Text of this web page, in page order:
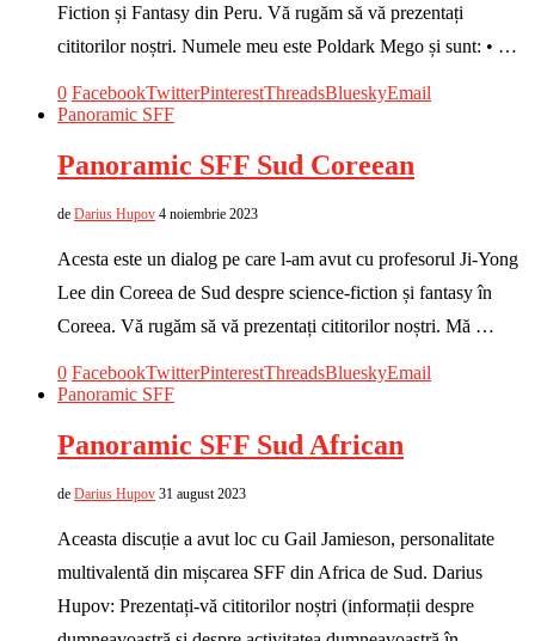
Fiction și Fantasy din Peru. Vă rugăm să vă prezentați
cititorilor noștri. Numele meu este Poldark Mego și sunt: • …
0 FacebookTwitterPinterestThreadsBlueskyEmail
Panoramic SFF
Panoramic SFF Sud Coreean
de Darius Hupov 4 noiembrie 2023
Acesta este un dialog pe care l-am avut cu profesorul Ji-Yong
Lee din Coreea de Sud despre science-fiction și fantasy în
Coreea. Vă rugăm să vă prezentați cititorilor noștri. Mă …
0 FacebookTwitterPinterestThreadsBlueskyEmail
Panoramic SFF
Panoramic SFF Sud African
de Darius Hupov 31 august 2023
Aceasta discuție a avut loc cu Gail Jamieson, personalitate
multivalentă din mișcarea SFF din Africa de Sud. Darius
Hupov: Prezentați-vă cititorilor noștri (informații despre